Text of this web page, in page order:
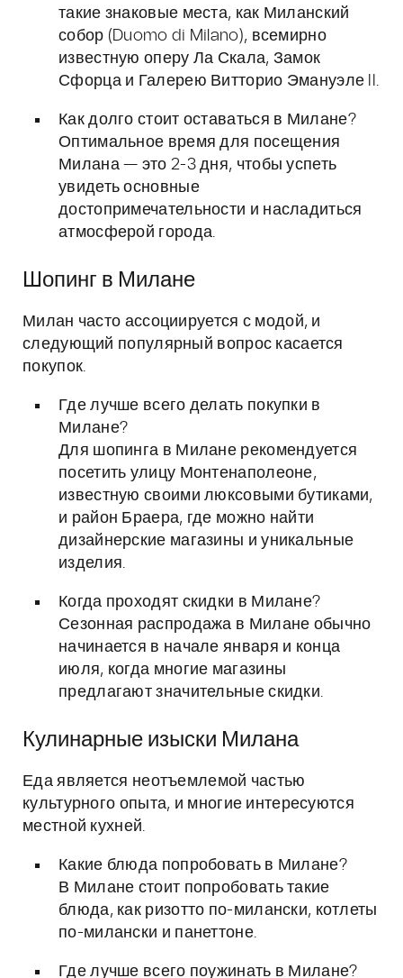
такие знаковые места, как Миланский
собор (Duomo di Milano), всемирно
известную оперу Ла Скала, Замок
Сфорца и Галерею Витторио Эмануэле II.
Как долго стоит оставаться в Милане?
Оптимальное время для посещения
Милана — это 2-3 дня, чтобы успеть
увидеть основные
достопримечательности и насладиться
атмосферой города.
Шопинг в Милане
Милан часто ассоциируется с модой, и
следующий популярный вопрос касается
покупок.
Где лучше всего делать покупки в
Милане?
Для шопинга в Милане рекомендуется
посетить улицу Монтенаполеоне,
известную своими люксовыми бутиками,
и район Браера, где можно найти
дизайнерские магазины и уникальные
изделия.
Когда проходят скидки в Милане?
Сезонная распродажа в Милане обычно
начинается в начале января и конца
июля, когда многие магазины
предлагают значительные скидки.
Кулинарные изыски Милана
Еда является неотъемлемой частью
культурного опыта, и многие интересуются
местной кухней.
Какие блюда попробовать в Милане?
В Милане стоит попробовать такие
блюда, как ризотто по-милански, котлеты
по-милански и панеттоне.
Где лучше всего поужинать в Милане?